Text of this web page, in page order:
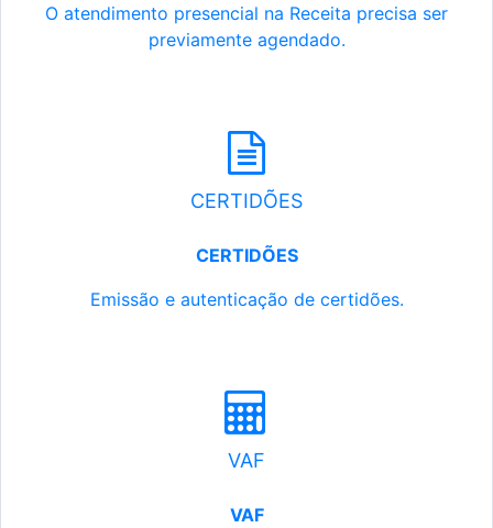
O atendimento presencial na Receita precisa ser
previamente agendado.
CERTIDÕES
CERTIDÕES
Emissão e autenticação de certidões.
VAF
VAF